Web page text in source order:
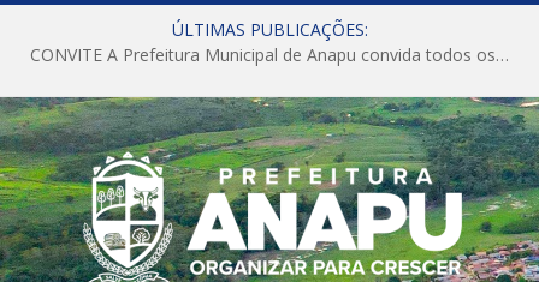
ÚLTIMAS PUBLICAÇÕES:
CONVITE A Prefeitura Municipal de Anapu convida todos os servidores públicos municipais para participarem da Audiência Pública de discussão da Lei de Diretrizes Orçamentárias (LDO), importante instrumento de planejamento das ações e investimentos da Administração Pública para o próximo exercício financeiro.